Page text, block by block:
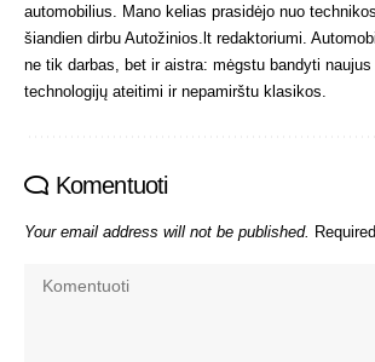
automobilius. Mano kelias prasidėjo nuo
šiandien dirbu Autožinios.lt redaktoriumi.
ne tik darbas, bet ir aistra: mėgstu bandyti
technologijų ateitimi ir nepamirštu klasikos.
Komentuoti
Your email address will not be published.